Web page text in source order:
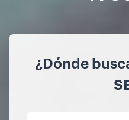
¿Dónde